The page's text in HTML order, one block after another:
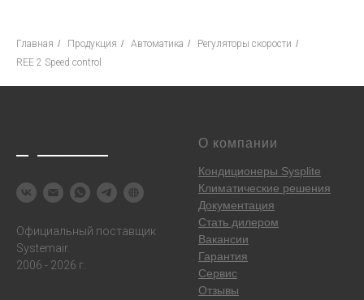
Главная / Продукция / Автоматика / Регуляторы скорости /
REE 2 Speed control
Официальный поставщик
Systemair.
2006 - 2026 г.
О компании
Кондиционеры Sysplite
Климатические решения
Документация
Стать дилером
Вакансии
Гарантия
Сервис
Отзывы